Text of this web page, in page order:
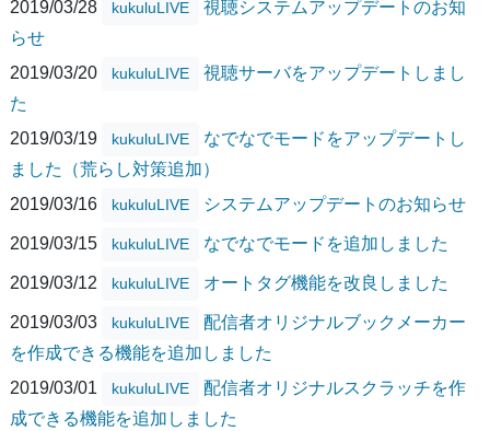
2019/03/28
kukuluLIVE
視聴システムアップデートのお知
らせ
2019/03/20
kukuluLIVE
視聴サーバをアップデートしまし
た
2019/03/19
kukuluLIVE
なでなでモードをアップデートし
ました（荒らし対策追加）
2019/03/16
kukuluLIVE システムアップデートのお知らせ
2019/03/15 kukuluLIVE なでなでモードを追加しました
2019/03/12 kukuluLIVE オートタグ機能を改良しました
2019/03/03 kukuluLIVE
配信者オリジナルブックメーカー
を作成できる機能を追加しました
2019/03/01
kukuluLIVE
配信者オリジナルスクラッチを作
成できる機能を追加しました